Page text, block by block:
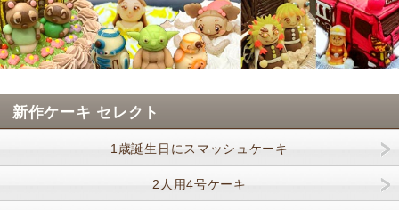
新作ケーキ セレクト
1歳誕生日にスマッシュケーキ
2人用4号ケーキ